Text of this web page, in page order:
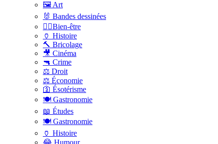
🖼️ Art
🐰 Bandes dessinées
🧑‍⚕️Bien-être
🏺 Histoire
🔨 Bricolage
🎥 Cinéma
🔫 Crime
⚖️ Droit
⚖️ Économie
🛐 Ésotérisme
🍽️ Gastronomie
📖 Études
🍽️ Gastronomie
🏺 Histoire